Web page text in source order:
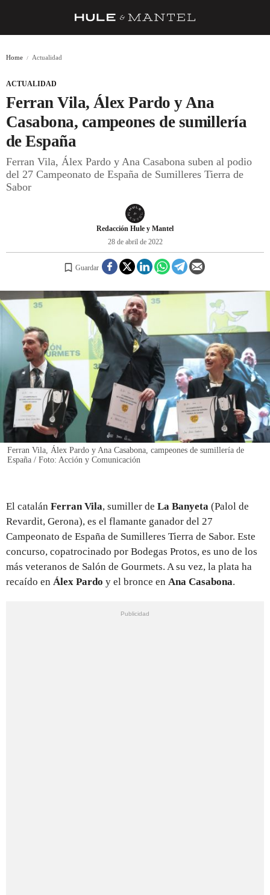
BARRAS Y ESTRELLAS
DÓNDE COMER
ÍDOLOS DE MESAS
CUADERNO DE VIAJE
REGISTRO
INICIAR SESIÓN
Home Actualidad
ACTUALIDAD
Ferran Vila, Álex Pardo y Ana
Casabona, campeones de sumillería
de España
Ferran Vila, Álex Pardo y Ana Casabona suben al podio
del 27 Campeonato de España de Sumilleres Tierra de
Sabor
Redacción Hule y Mantel
28 de abril de 2022
Guardar
Ferran Vila, Álex Pardo y Ana Casabona, campeones de sumillería de
España / Foto: Acción y Comunicación
El catalán Ferran Vila, sumiller de La Banyeta (Palol de
Revardit, Gerona), es el flamante ganador del 27
Campeonato de España de Sumilleres Tierra de Sabor. Este
concurso, copatrocinado por Bodegas Protos, es uno de los
más veteranos de Salón de Gourmets. A su vez, la plata ha
recaído en Álex Pardo y el bronce en Ana Casabona.